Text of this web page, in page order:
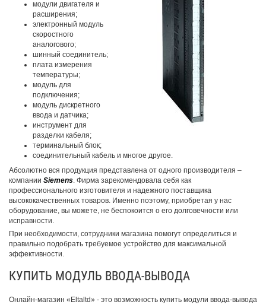
модули двигателя и
расширения;
электронный модуль
скоростного
аналогового;
шинный соединитель;
плата измерения
температуры;
модуль для
подключения;
модуль дискретного
ввода и датчика;
инструмент для
разделки кабеля;
терминальный блок;
соединительный кабель и многое другое.
Абсолютно вся продукция представлена от одного производителя –
компании Siemens. Фирма зарекомендовала себя как
профессионального изготовителя и надежного поставщика
высококачественных товаров. Именно поэтому, приобретая у нас
оборудование, вы можете, не беспокоится о его долговечности или
исправности.
При необходимости, сотрудники магазина помогут определиться и
правильно подобрать требуемое устройство для максимальной
эффективности.
КУПИТЬ МОДУЛЬ ВВОДА-ВЫВОДА
Онлайн-магазин «Eltaltd» - это возможность купить модули ввода-вывода